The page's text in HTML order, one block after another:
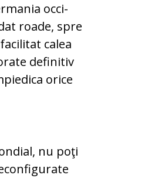
occi­
roade, spre
calea
definitiv
orice
nu poţi